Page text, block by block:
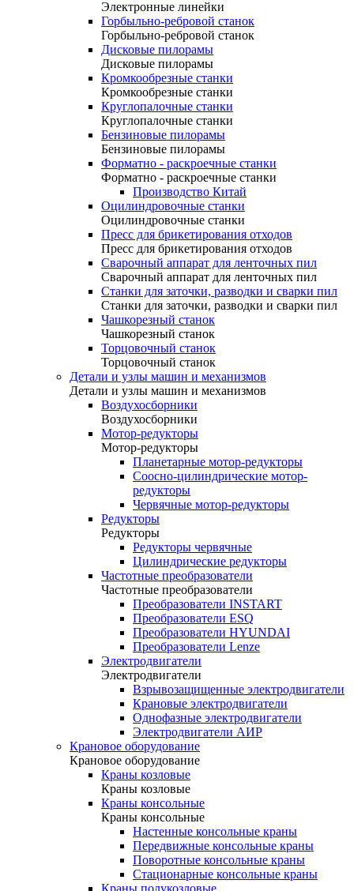
Электронные линейки
Горбыльно-ребровой станок
Горбыльно-ребровой станок
Дисковые пилорамы
Дисковые пилорамы
Кромкообрезные станки
Кромкообрезные станки
Круглопалочные станки
Круглопалочные станки
Бензиновые пилорамы
Бензиновые пилорамы
Форматно - раскроечные станки
Форматно - раскроечные станки
Производство Китай
Оцилиндровочные станки
Оцилиндровочные станки
Пресс для брикетирования отходов
Пресс для брикетирования отходов
Сварочный аппарат для ленточных пил
Сварочный аппарат для ленточных пил
Станки для заточки, разводки и сварки пил
Станки для заточки, разводки и сварки пил
Чашкорезный станок
Чашкорезный станок
Торцовочный станок
Торцовочный станок
Детали и узлы машин и механизмов
Детали и узлы машин и механизмов
Воздухосборники
Воздухосборники
Мотор-редукторы
Мотор-редукторы
Планетарные мотор-редукторы
Соосно-цилиндрические мотор-
редукторы
Червячные мотор-редукторы
Редукторы
Редукторы
Редукторы червячные
Цилиндрические редукторы
Частотные преобразователи
Частотные преобразователи
Преобразователи INSTART
Преобразователи ESQ
Преобразователи HYUNDAI
Преобразователи Lenze
Электродвигатели
Электродвигатели
Взрывозащищенные электродвигатели
Крановые электродвигатели
Однофазные электродвигатели
Электродвигатели АИР
Крановое оборудование
Крановое оборудование
Краны козловые
Краны козловые
Краны консольные
Краны консольные
Настенные консольные краны
Передвижные консольные краны
Поворотные консольные краны
Стационарные консольные краны
Краны полукозловые